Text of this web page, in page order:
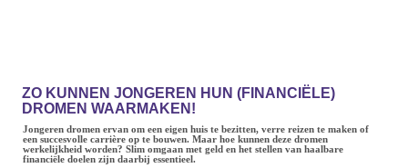
ZO KUNNEN JONGEREN HUN (FINANCIËLE)
DROMEN WAARMAKEN!
Jongeren dromen ervan om een eigen huis te bezitten, verre reizen te maken of
een succesvolle carrière op te bouwen. Maar hoe kunnen deze dromen
werkelijkheid worden? Slim omgaan met geld en het stellen van haalbare
financiële doelen zijn daarbij essentieel.